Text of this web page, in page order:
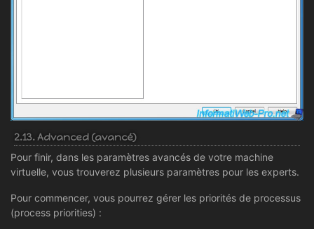
2.13. Advanced (avancé)
Pour finir, dans les paramètres avancés de votre machine
virtuelle, vous trouverez plusieurs paramètres pour les experts.
Pour commencer, vous pourrez gérer les priorités de processus
(process priorities) :